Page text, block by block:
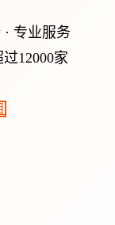
专业服务
12000家